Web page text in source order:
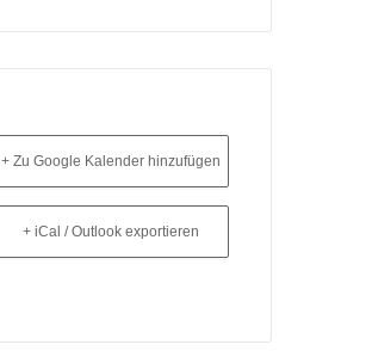
+ Zu Google Kalender hinzufügen
+ iCal / Outlook exportieren